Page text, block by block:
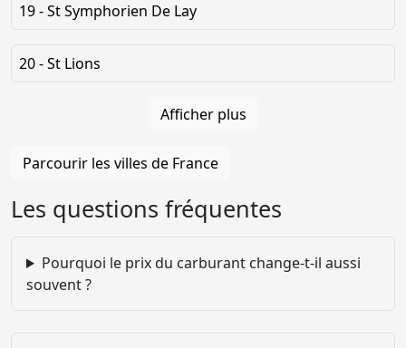
19 - St Symphorien De Lay
20 - St Lions
Afficher plus
Parcourir les villes de France
Les questions fréquentes
Pourquoi le prix du carburant change-t-il aussi
souvent ?